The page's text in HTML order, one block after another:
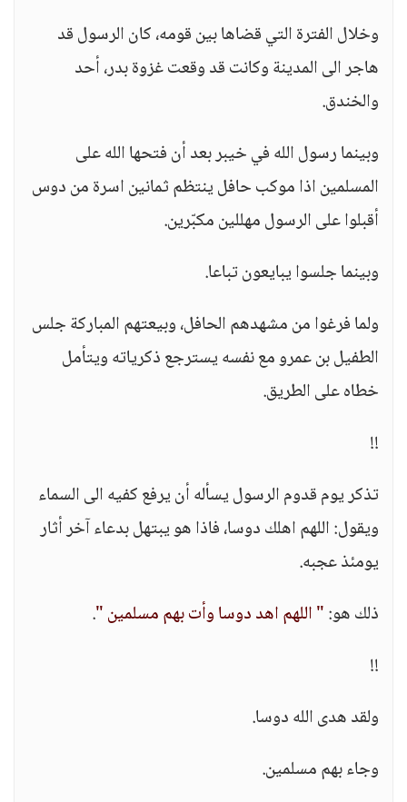
وخلال الفترة التي قضاها بين قومه، كان الرسول قد
هاجر الى المدينة وكانت قد وقعت غزوة بدر، أحد
والخندق.
وبينما رسول الله في خيبر بعد أن فتحها الله على
المسلمين اذا موكب حافل ينتظم ثمانين اسرة من دوس
أقبلوا على الرسول مهللين مكبّرين.
وبينما جلسوا يبايعون تباعا.
ولما فرغوا من مشهدهم الحافل، وبيعتهم المباركة جلس
الطفيل بن عمرو مع نفسه يسترجع ذكرياته ويتأمل
خطاه على الطريق.
!!
تذكر يوم قدوم الرسول يسأله أن يرفع كفيه الى السماء
ويقول: اللهم اهلك دوسا، فاذا هو يبتهل بدعاء آخر أثار
يومئذ عجبه.
ذلك هو:" اللهم اهد دوسا وأت بهم مسلمين ".
!!
ولقد هدى الله دوسا.
وجاء بهم مسلمين.